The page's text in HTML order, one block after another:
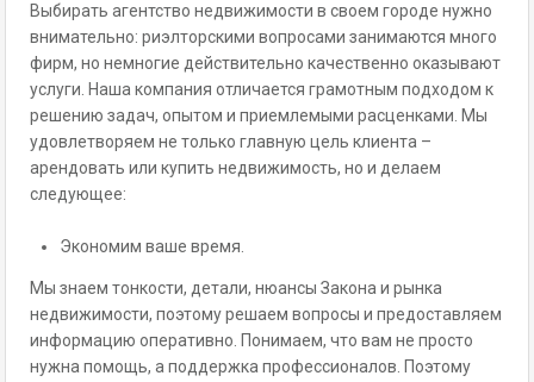
Выбирать агентство недвижимости в своем городе нужно
внимательно: риэлторскими вопросами занимаются много
фирм, но немногие действительно качественно оказывают
услуги. Наша компания отличается грамотным подходом к
решению задач, опытом и приемлемыми расценками. Мы
удовлетворяем не только главную цель клиента –
арендовать или купить недвижимость, но и делаем
следующее:
Экономим ваше время.
Мы знаем тонкости, детали, нюансы Закона и рынка
недвижимости, поэтому решаем вопросы и предоставляем
информацию оперативно. Понимаем, что вам не просто
нужна помощь, а поддержка профессионалов. Поэтому